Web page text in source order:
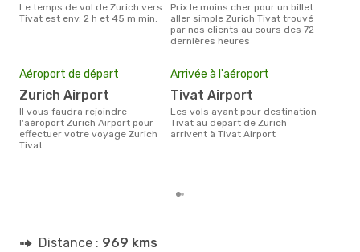
Le temps de vol de Zurich vers
Tivat est env. 2 h et 45 m min.
Prix le moins cher pour un billet
aller simple Zurich Tivat trouvé
par nos clients au cours des 72
dernières heures
Aéroport de départ
Zurich Airport
Il vous faudra rejoindre
l'aéroport Zurich Airport pour
effectuer votre voyage Zurich
Tivat.
Arrivée à l'aéroport
Tivat Airport
Les vols ayant pour destination
Tivat au depart de Zurich
arrivent à Tivat Airport
Distance : 969 kms